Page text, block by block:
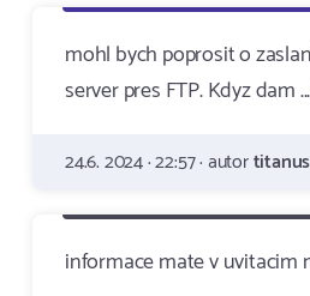
mohl bych poprosit o
server pres FTP. Kdyz
24.6. 2024 · 22:57 · autor
informace mate v uvitacim